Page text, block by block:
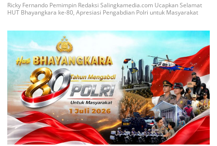
Ricky Fernando Pemimpin Redaksi Salingkamedia.com Ucapkan Selamat
HUT Bhayangkara ke-80, Apresiasi Pengabdian Polri untuk Masyarakat